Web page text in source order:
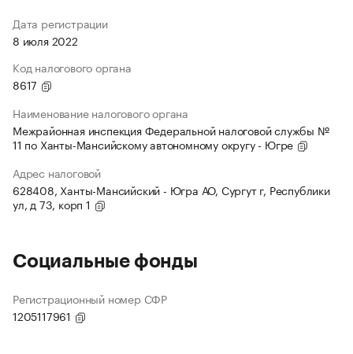
Дата регистрации
8 июля 2022
Код налогового органа
8617
Наименование налогового органа
Межрайонная инспекция Федеральной налоговой службы №
11 по Ханты-Мансийскому автономному округу - Югре
Адрес налоговой
628408, Ханты-Мансийский - Югра АО, Сургут г, Республики
ул, д 73, корп 1
Социальные фонды
Регистрационный номер СФР
1205117961